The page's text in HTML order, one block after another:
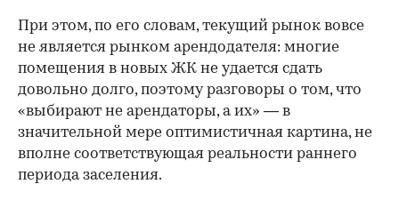
При этом, по его словам, текущий рынок вовсе
не является рынком арендодателя: многие
помещения в новых ЖК не удается сдать
довольно долго, поэтому разговоры о том, что
«выбирают не арендаторы, а их» — в
значительной мере оптимистичная картина, не
вполне соответствующая реальности раннего
периода заселения.